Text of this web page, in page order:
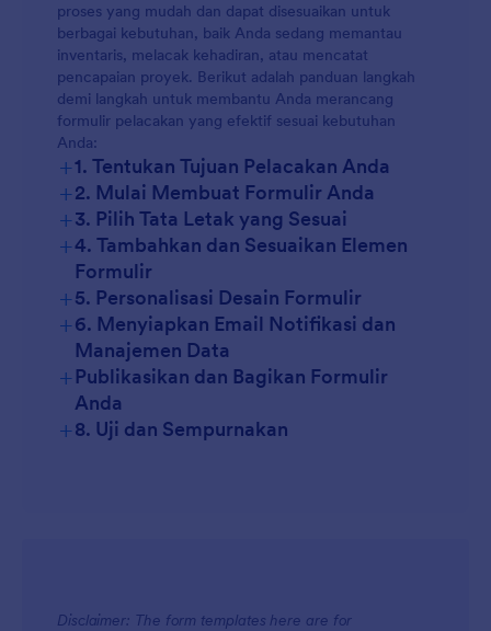
Pelacakan Kehadiran:
Pelacakan Biaya:
Pelacakan Proyek:
proses yang mudah dan dapat disesuaikan untuk
berbagai kebutuhan, baik Anda sedang memantau
inventaris, melacak kehadiran, atau mencatat
pencapaian proyek. Berikut adalah panduan langkah
demi langkah untuk membantu Anda merancang
formulir pelacakan yang efektif sesuai kebutuhan
Anda:
+1. Tentukan Tujuan Pelacakan Anda
+2. Mulai Membuat Formulir Anda
+3. Pilih Tata Letak yang Sesuai
+4. Tambahkan dan Sesuaikan Elemen
Formulir
Kolom Dasar:
Kolom Khusus:
+5. Personalisasi Desain Formulir
+6. Menyiapkan Email Notifikasi dan
Manajemen Data
+Publikasikan dan Bagikan Formulir
Anda
+8. Uji dan Sempurnakan
Disclaimer: The form templates here are for